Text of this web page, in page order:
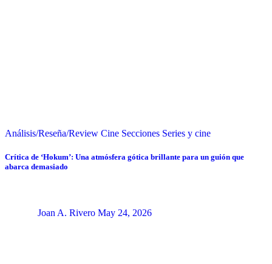
Análisis/Reseña/Review Cine Secciones Series y cine
Crítica de ‘Hokum’: Una atmósfera gótica brillante para un guión que
abarca demasiado
Joan A. Rivero May 24, 2026